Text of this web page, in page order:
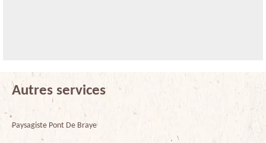
Autres services
Paysagiste Pont De Braye